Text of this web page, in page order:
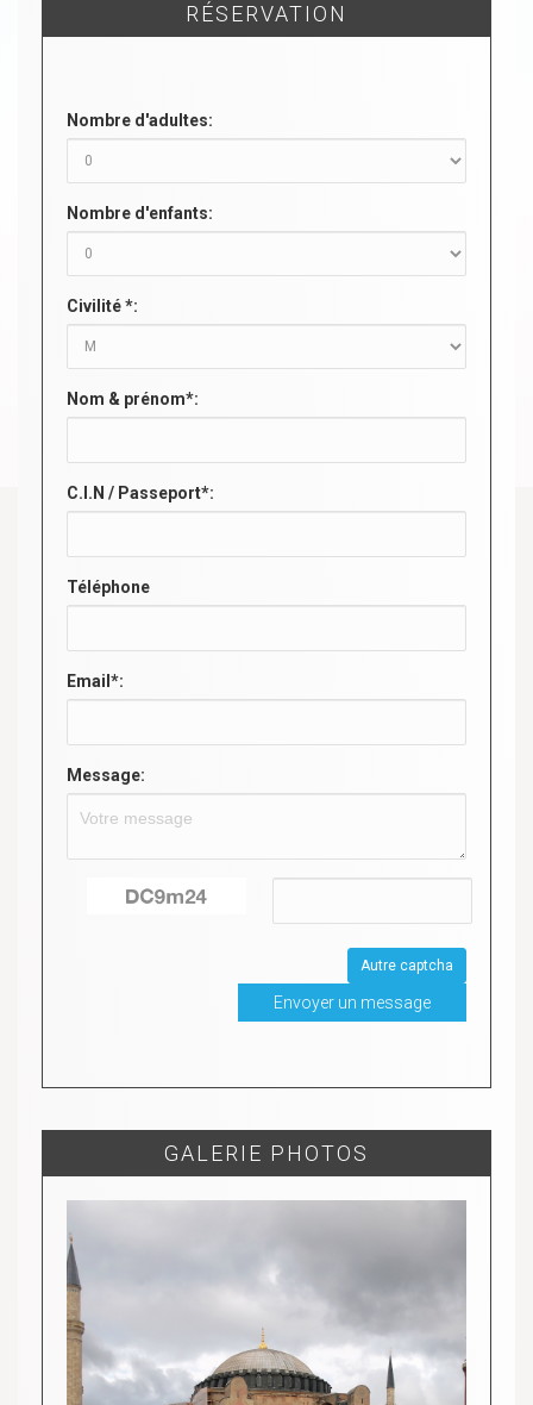
RÉSERVATION
Nombre d'adultes:
Nombre d'enfants:
Civilité *:
Nom & prénom*:
C.I.N / Passeport*:
Téléphone
Email*:
Message:
Autre captcha
GALERIE PHOTOS